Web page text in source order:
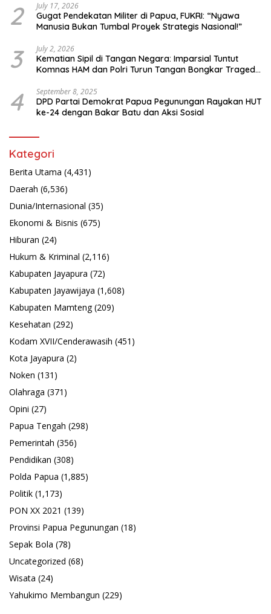
2 July 17, 2026
Gugat Pendekatan Militer di Papua, FUKRI: “Nyawa
Manusia Bukan Tumbal Proyek Strategis Nasional!”
3 July 2, 2026
Kematian Sipil di Tangan Negara: Imparsial Tuntut
Komnas HAM dan Polri Turun Tangan Bongkar Tragedi
4 September 8, 2025
DPD Partai Demokrat Papua Pegunungan Rayakan HUT
ke-24 dengan Bakar Batu dan Aksi Sosial
Kategori
Berita Utama (4,431)
Daerah (6,536)
Dunia/Internasional (35)
Ekonomi & Bisnis (675)
Hiburan (24)
Hukum & Kriminal (2,116)
Kabupaten Jayapura (72)
Kabupaten Jayawijaya (1,608)
Kabupaten Mamteng(209)
Kesehatan (292)
Kodam XVII/Cenderawasih (451)
Kota Jayapura (2)
Noken (131)
Olahraga (371)
Opini (27)
Papua Tengah (298)
Pemerintah (356)
Pendidikan (308)
Polda Papua (1,885)
Politik (1,173)
PON XX 2021 (139)
Provinsi Papua Pegunungan (18)
Sepak Bola (78)
Uncategorized (68)
Wisata (24)
Yahukimo Membangun (229)